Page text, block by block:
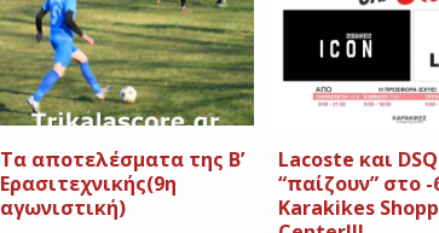
Tα αποτελέσματα της Β’
Ερασιτεχνικής(9η
αγωνιστική)
Lacoste και
“παίζουν” στο
Karakikes